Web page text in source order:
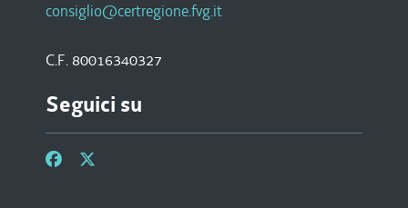
consiglio@certregione.fvg.it
C.F. 80016340327
Seguici su